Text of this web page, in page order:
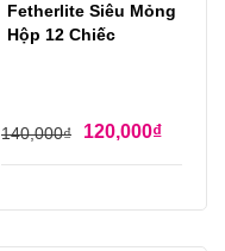
Fetherlite Siêu Mỏng
Hộp 12 Chiếc
140,000₫ 120,000₫